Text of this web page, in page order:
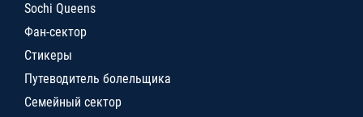
Sochi Queens
Фан-сектор
Стикеры
Путеводитель болельщика
Семейный сектор